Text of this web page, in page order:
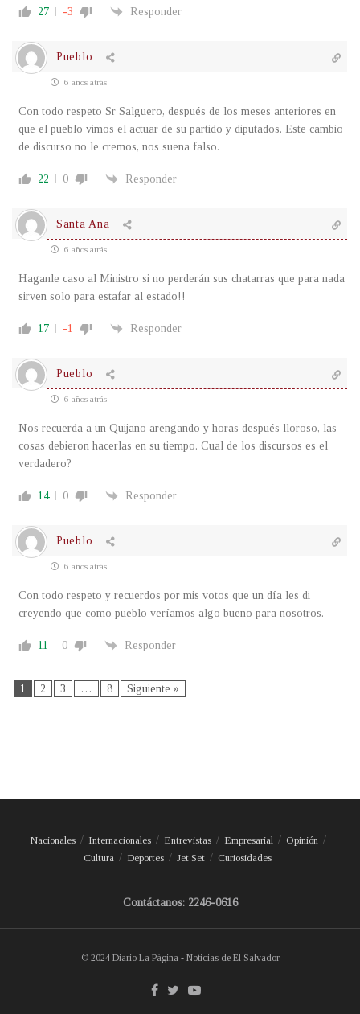
27 -3 Responder
Pueblo
6 años atrás
Con todo respeto Sr Salguero, después de los meses anteriores en
que el pueblo vimos el actuar de su partido y diputados. Este cambio
de discurso no le cremos, nos suena falso.
22 0 Responder
Santa Ana
6 años atrás
Haganle caso al Ministro si no perderán sus chatarras que para nada
sirven solo para estafar al estado!!
17 -1 Responder
Pueblo
6 años atrás
Nos recuerda a un Quijano arengando y horas después lloroso, las
cosas debieron hacerlas en su tiempo. Cual de los discursos es el
verdadero?
14 0 Responder
Pueblo
6 años atrás
Con todo respeto y recuerdos por mis votos que un día les di
creyendo que como pueblo veríamos algo bueno para nosotros.
11 0 Responder
1 2 3 … 8 Siguiente »
Nacionales Internacionales Entrevistas Empresarial
Opinión
Cultura
Deportes Jet Set Curiosidades
Contáctanos: 2246-0616
© 2024 Diario La Página - Noticias de El Salvador